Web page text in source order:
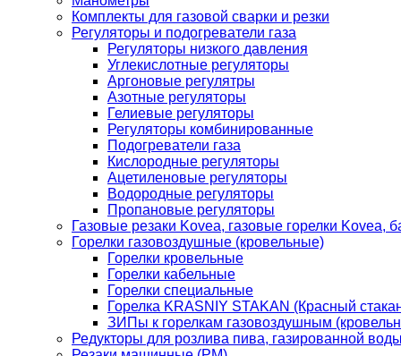
Комплекты для газовой сварки и резки
Регуляторы и подогреватели газа
Регуляторы низкого давления
Углекислотные регуляторы
Аргоновые регулятры
Азотные регуляторы
Гелиевые регуляторы
Регуляторы комбинированные
Подогреватели газа
Кислородные регуляторы
Ацетиленовые регуляторы
Водородные регуляторы
Пропановые регуляторы
Газовые резаки Kovea, газовые горелки Kovea,
Горелки газовоздушные (кровельные)
Горелки кровельные
Горелки кабельные
Горелки специальные
Горелка KRASNIY STAKAN (Красный
ЗИПы к горелкам газовоздушным
Редукторы для розлива пива, газированной